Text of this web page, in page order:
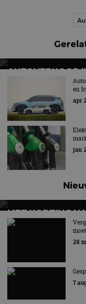
AUTOVERKOOP
VERDER IN
Tot nu toe 9,9
2025
en
apr
jan
MET KORTING
AUTORAI
EV Experience 2026
28
7